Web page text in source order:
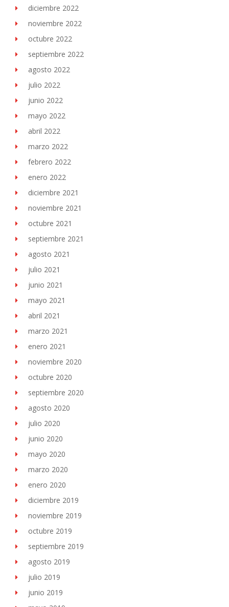
diciembre 2022
noviembre 2022
octubre 2022
septiembre 2022
agosto 2022
julio 2022
junio 2022
mayo 2022
abril 2022
marzo 2022
febrero 2022
enero 2022
diciembre 2021
noviembre 2021
octubre 2021
septiembre 2021
agosto 2021
julio 2021
junio 2021
mayo 2021
abril 2021
marzo 2021
enero 2021
noviembre 2020
octubre 2020
septiembre 2020
agosto 2020
julio 2020
junio 2020
mayo 2020
marzo 2020
enero 2020
diciembre 2019
noviembre 2019
octubre 2019
septiembre 2019
agosto 2019
julio 2019
junio 2019